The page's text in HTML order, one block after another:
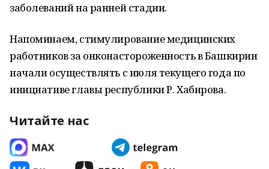
заболеваний на ранней стадии.
Напоминаем, стимулирование медицинских
работников за онконастороженность в Башкирии
начали осуществлять с июля текущего года по
инициативе главы республики Р. Хабирова.
Читайте нас